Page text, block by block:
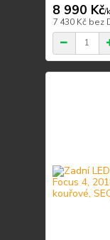
8 990 Kč/
7 430 Kč bez